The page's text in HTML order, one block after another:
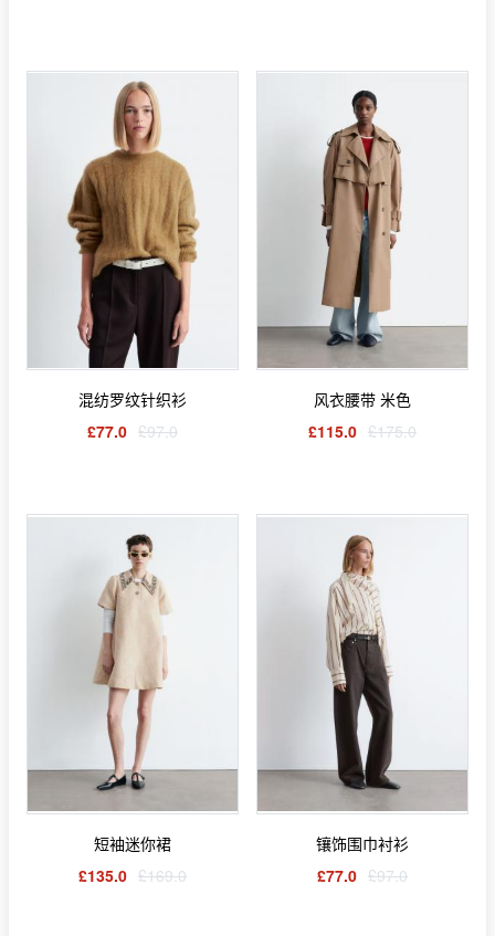
混纺罗纹针织衫
£77.0 £97.0
风衣腰带 米色
£115.0 £175.0
短袖迷你裙
£135.0 £169.0
镶饰围巾衬衫
£77.0 £97.0